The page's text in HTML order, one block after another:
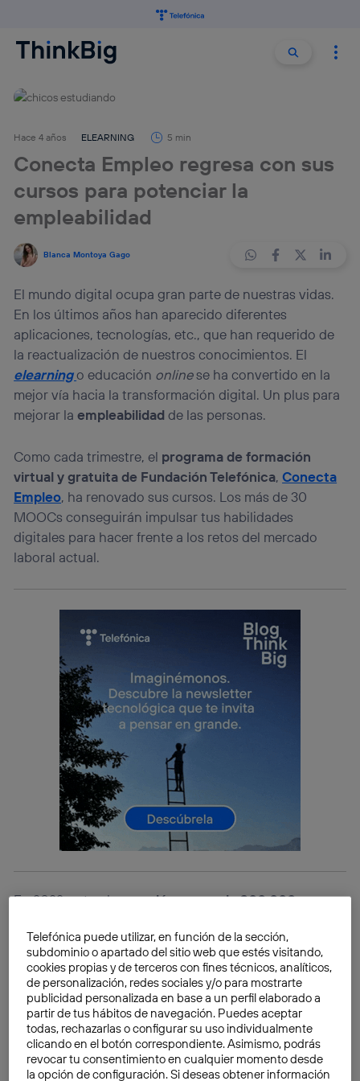
Buscar
Hace 4 años ELEARNING 5 min
Conecta Empleo regresa con sus
cursos para potenciar la
empleabilidad
Blanca Montoya Gago
El mundo digital ocupa gran parte de nuestras vidas.
En los últimos años han aparecido diferentes
aplicaciones, tecnologías, etc., que han requerido de
la reactualización de nuestros conocimientos. El
elearningo educación onlinese ha convertido en la
mejor vía hacia la transformación digital. Un plus para
mejorar laempleabilidadde las personas.
Como cada trimestre, el programa de formación
virtual y gratuita de Fundación Telefónica,Conecta
Empleo, ha renovado sus cursos. Los más de 30
MOOCs conseguirán impulsar tus habilidades
digitales para hacer frente a los retos del mercado
laboral actual.
En 2022, este planayudó a cerca de 300.000
competencias digitales. Desde en temas debig data
programación,marketing, competencias
transversales, etc. Los MOOCs están disponibles las
24 horas del día hasta el próximo 15 de mayo. Dentro
de cada curso, hay uníndice de contenidosde los
temas que se abordan. Al finalizar la formación
recibirás un certificado que acreditará tus
Telefónica puede utilizar, en función de la sección,
subdominio o apartado del sitio web que estés visitando,
cookies propias y de terceros con fines técnicos, analíticos,
de personalización, redes sociales y/o para mostrarte
publicidad personalizada en base a un perfil elaborado a
partir de tus hábitos de navegación. Puedes aceptar
todas, rechazarlas o configurar su uso individualmente
clicando en el botón correspondiente. Asimismo, podrás
revocar tu consentimiento en cualquier momento desde
la opción de configuración. Si deseas obtener información